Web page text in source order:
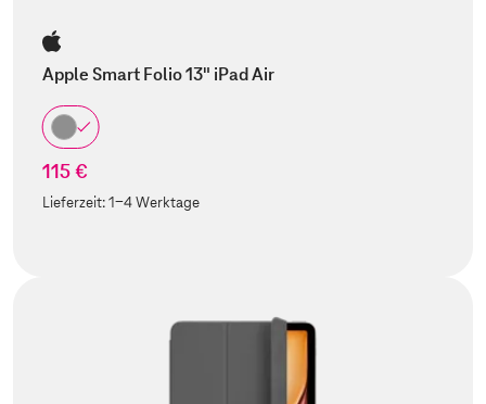
Apple Smart Folio 13" iPad Air
115 €
Lieferzeit:1-4 Werktage